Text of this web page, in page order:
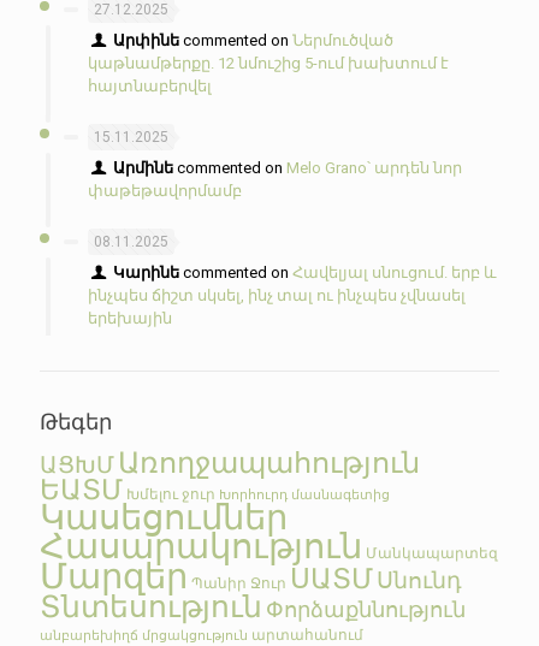
27.12.2025
Արփինե commented onՆերմուծված
կաթնամթերքը. 12 նմուշից 5-ում խախտում է
հայտնաբերվել
15.11.2025
Արմինե commented on Melo Grano՝ արդեն նոր
փաթեթավորմամբ
08.11.2025
Կարինե commented onՀավելյալ սնուցում. երբ և
ինչպես ճիշտ սկսել, ինչ տալ ու ինչպես չվնասել
երեխային
Թեգեր
ԱՑԽՄ Առողջապահություն
ԵԱՏՄ Խմելու ջուր Խորհուրդ մասնագետից
Կասեցումներ
Հասարակություն Մանկապարտեզ
Մարզեր Պանիր Ջուր ՍԱՏՄՍնունդ
Տնտեսություն Փորձաքննություն
անբարեխիղճ մրցակցություն արտահանում